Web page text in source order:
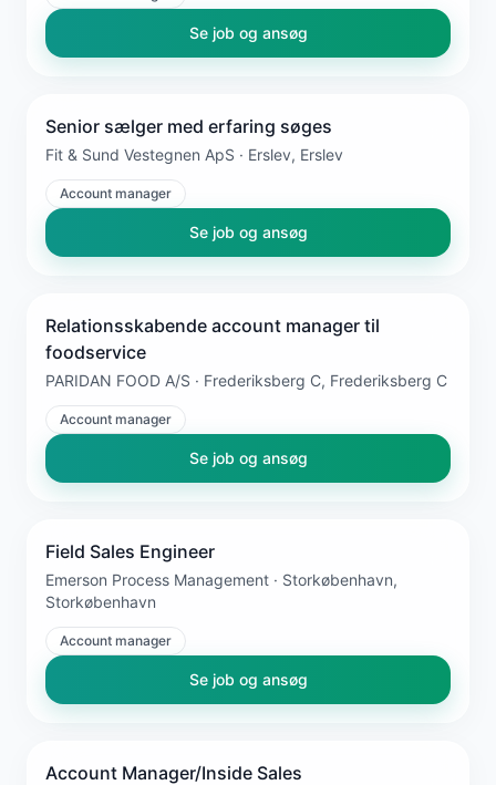
Se job og ansøg
Senior sælger med erfaring søges
Fit & Sund Vestegnen ApS · Erslev, Erslev
Account manager
Se job og ansøg
Relationsskabende account manager til
foodservice
PARIDAN FOOD A/S · Frederiksberg C, Frederiksberg C
Account manager
Se job og ansøg
Field Sales Engineer
Emerson Process Management · Storkøbenhavn,
Storkøbenhavn
Account manager
Se job og ansøg
Account Manager/Inside Sales